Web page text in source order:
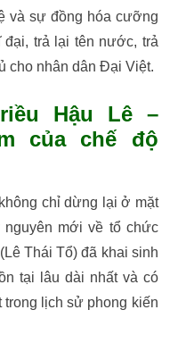
và sự đồng hóa cưỡng
trả lại tên nước, trả
cho nhân dân Đại Việt.
Hậu Lê –
của chế độ
chỉ dừng lại ở mặt
mới về tổ chức
Thái Tổ) đã khai sinh
tại lâu dài nhất và có
trong lịch sử phong kiến